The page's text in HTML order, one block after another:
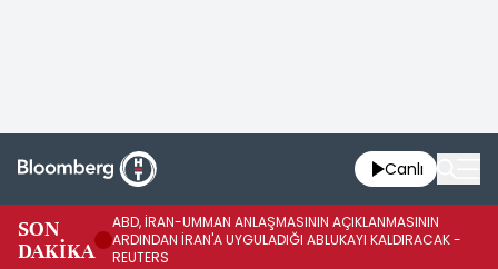
Canlı
SON
DAKİKA
ABD, İRAN-UMMAN ANLAŞMASININ AÇIKLANMASININ
ARDINDAN İRAN'A UYGULADIĞI ABLUKAYI KALDIRACAK -
REUTERS